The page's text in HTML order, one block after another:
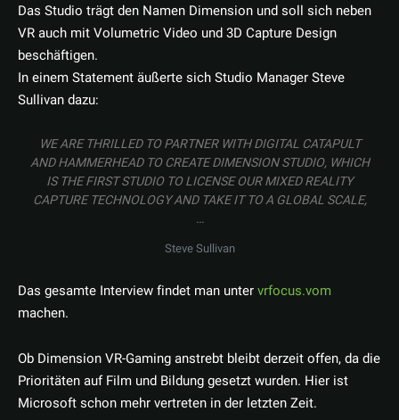
Das Studio trägt den Namen Dimension und soll sich neben
VR auch mit Volumetric Video und 3D Capture Design
beschäftigen.
In einem Statement äußerte sich Studio Manager Steve
Sullivan dazu:
WE ARE THRILLED TO PARTNER WITH DIGITAL CATAPULT
AND HAMMERHEAD TO CREATE DIMENSION STUDIO, WHICH
IS THE FIRST STUDIO TO LICENSE OUR MIXED REALITY
CAPTURE TECHNOLOGY AND TAKE IT TO A GLOBAL SCALE,
…
Steve Sullivan
Das gesamte Interview findet man untervrfocus.vom
machen.
Ob Dimension VR-Gaming anstrebt bleibt derzeit offen, da die
Prioritäten auf Film und Bildung gesetzt wurden. Hier ist
Microsoft schon mehr vertreten in der letzten Zeit.